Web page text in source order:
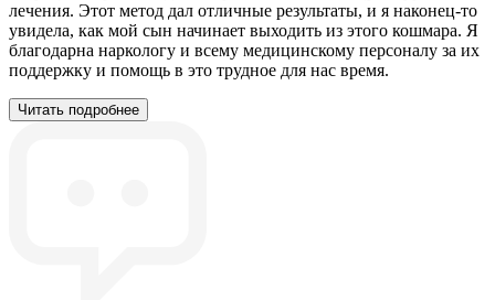
лечения. Этот метод дал отличные результаты, и я наконец-то
увидела, как мой сын начинает выходить из этого кошмара. Я
благодарна наркологу и всему медицинскому персоналу за их
поддержку и помощь в это трудное для нас время.
Читать подробнее